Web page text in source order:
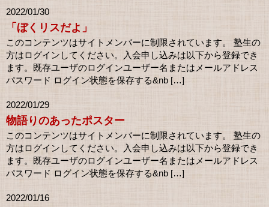
2022/01/30
「ぼくリスだよ」
このコンテンツはサイトメンバーに制限されています。 塾生の
方はログインしてください。入会申し込みは以下から登録でき
ます。既存ユーザのログインユーザー名またはメールアドレス
パスワード ログイン状態を保存する&nb […]
2022/01/29
物語りのあったポスター
このコンテンツはサイトメンバーに制限されています。 塾生の
方はログインしてください。入会申し込みは以下から登録でき
ます。既存ユーザのログインユーザー名またはメールアドレス
パスワード ログイン状態を保存する&nb […]
2022/01/16